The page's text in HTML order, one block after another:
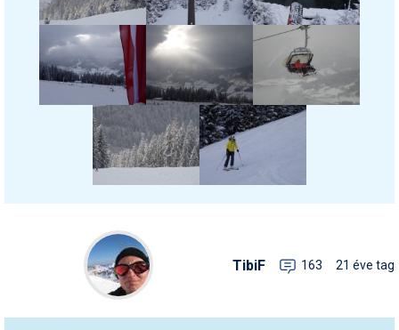
Síszerviz
Sítechnika
Snowboard
Snowboardfelszerelés
Sportorvos
Szakértők
TibiF 163 21 éve tag